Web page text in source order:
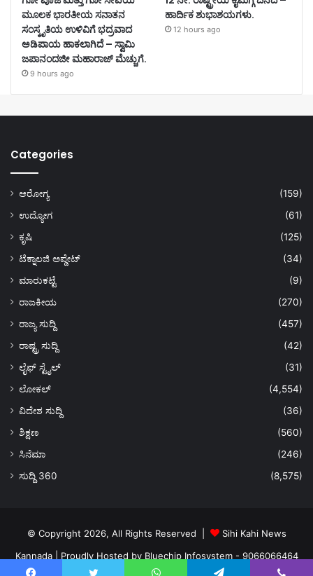
ಮೂಲಕ ಭಾರತೀಯ ಸನಾತನ
ಸಂಸ್ಕೃತಿಯ ಉಳಿವಿಗೆ ಭದ್ರವಾದ
ಅಡಿಪಾಯ ಹಾಕಲಾಗಿದೆ – ಸ್ವಾಮಿ
ಜಪಾನಂದಜೀ ಮಹಾರಾಜ್ ಮೆಚ್ಚುಗೆ.
9 hours ago
ಹಾರ್ದಿಕ ಶುಭಾಶಯಗಳು.
12 hours ago
Categories
ಆರೋಗ್ಯ
(159)
ಉದ್ಯೋಗ
(61)
ಕೃಷಿ
(125)
ಟೆಕ್ನಾಲಜಿ ಅಪ್ಡೇಟ್
(34)
ಮಾರುಕಟ್ಟೆ
(9)
ರಾಜಕೀಯ
(270)
ರಾಜ್ಯ ಸುದ್ದಿ
(457)
ರಾಷ್ಟ್ರ ಸುದ್ದಿ
(42)
ಲೈಫ್ ಸ್ಟೈಲ್
(31)
ಲೋಕಲ್
(4,554)
ವಿದೇಶ ಸುದ್ದಿ
(36)
ಶಿಕ್ಷಣ
(560)
ಸಿನೆಮಾ
(246)
ಸುದ್ದಿ 360
(8,575)
© Copyright 2026, All Rights Reserved |
Sihi Kahi News
Kannada| Proudly Hosted by Bluechip Infosystem - 9066066464